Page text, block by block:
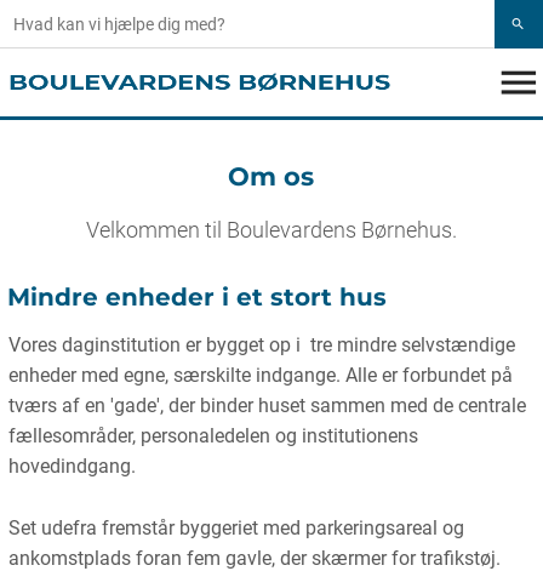
search
menu
Om os
Velkommen til Boulevardens Børnehus.
Mindre enheder i et stort hus
Vores daginstitution er bygget op i tre mindre selvstændige
enheder med egne, særskilte indgange. Alle er forbundet på
tværs af en 'gade', der binder huset sammen med de centrale
fællesområder, personaledelen og institutionens
hovedindgang.
Set udefra fremstår byggeriet med parkeringsareal og
ankomstplads foran fem gavle, der skærmer for trafikstøj.